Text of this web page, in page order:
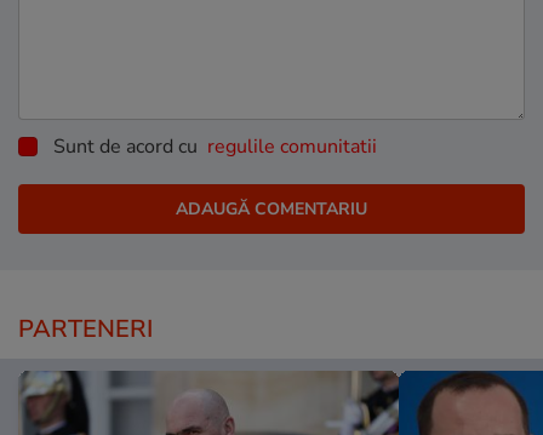
Sunt de acord cu regulile comunitatii
PARTENERI